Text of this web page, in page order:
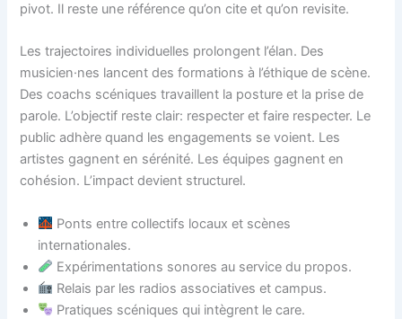
pivot. Il reste une référence qu’on cite et qu’on revisite.
Les trajectoires individuelles prolongent l’élan. Des
musicien·nes lancent des formations à l’éthique de scène.
Des coachs scéniques travaillent la posture et la prise de
parole. L’objectif reste clair: respecter et faire respecter. Le
public adhère quand les engagements se voient. Les
artistes gagnent en sérénité. Les équipes gagnent en
cohésion. L’impact devient structurel.
Ponts entre collectifs locaux et scènes
internationales.
Expérimentations sonores au service du propos.
Relais par les radios associatives et campus.
Pratiques scéniques qui intègrent le care.